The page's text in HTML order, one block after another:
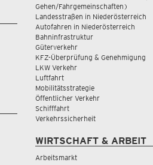
Gehen/Fahrgemeinschaften)
Landesstraßen in Niederösterreich
Autofahren in Niederösterreich
Bahninfrastruktur
Güterverkehr
KFZ-Überprüfung & Genehmigung
LKW Verkehr
Luftfahrt
Mobilitätsstrategie
Öffentlicher Verkehr
Schifffahrt
Verkehrssicherheit
WIRTSCHAFT & ARBEIT
Arbeitsmarkt